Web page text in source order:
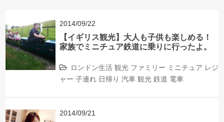
2014/09/22
【イギリス観光】大人も子供も楽しめる！
家族でミニチュア鉄道に乗りに行ったよ。
ロンドン生活 観光 ファミリー ミニチュア レジ
ャー 子連れ 日帰り 汽車 観光 鉄道 電車
2014/09/21